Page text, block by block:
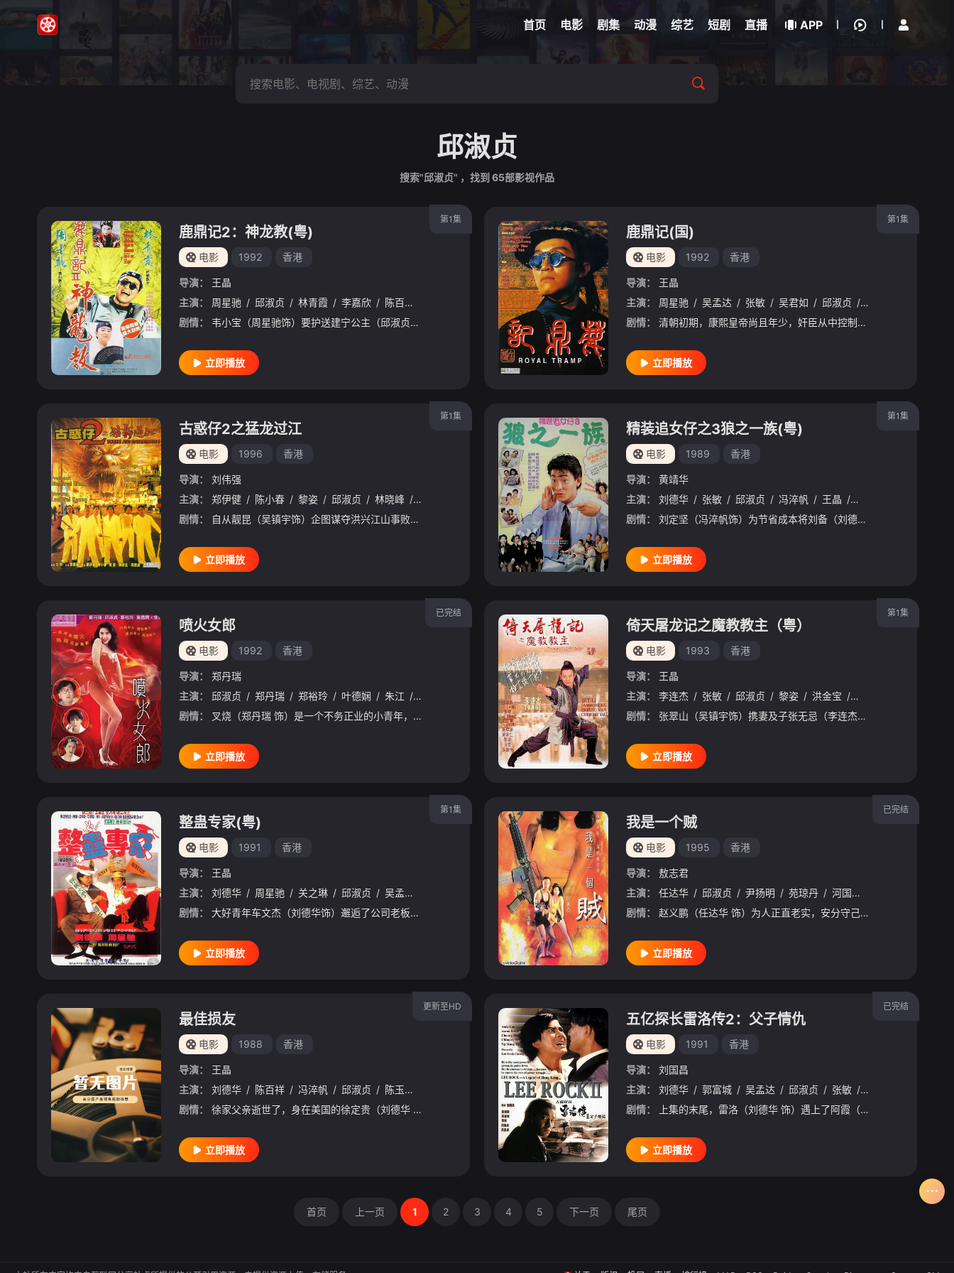
首页 电影 剧集 动漫 综艺 短剧 直播 APP
邱淑贞
搜索"邱淑贞" ，找到 65部影视作品
第1集
鹿鼎记2：神龙教(粤)
电影 1992 香港
导演：
王晶
主演：
周星驰 / 邱淑贞 / 林青霞 / 李嘉欣 / 陈百祥 温兆伦 / 汤镇业 / 吴君如 袁洁莹 / 陈德容 /
秦沛
剧情：
韦小宝（周星驰饰）要护送建宁公主（邱淑贞饰）嫁到云南，在途中遇到了独臂神尼的刺杀。小宝被抓走后，借口拜神尼为师，其实是想追求其徒弟阿珂（李嘉欣饰）。不料韦小宝被神龙教圣女龙儿（林青霞饰）抓走，想要报了之前在王宫里埋下的仇恨，却没想到遭到了平西王的陷害。韦小宝极力相救，龙儿以身相许更把绝世武功传于韦小宝。韦小宝与公主之间的事情被平西王发现了，平西王更提前造反，小宝将贪图富贵的冯锡范骗到东郊皇陵，没想大那里竟然饰大清龙脉……
立即播放
第1集
鹿鼎记(国)
电影 1992 香港
导演：
王晶
主演：
周星驰 / 吴孟达 / 张敏 / 吴君如 / 邱淑贞 / 刘松仁
剧情：
清朝初期，康熙皇帝尚且年少，奸臣从中控制政权，民不聊生。“天地会”是一个推翻清朝的民间组织。“天地会”首领陈近南（刘松仁饰）在一次行动中幸得韦小宝（周星驰饰）相救，小宝就此加入天地会，被派到王宫当卧底，偷取藏有清朝秘密的四十二章经。聪明机灵的小宝很快便成为了皇上的心腹，做了大官。小宝陷入了两难的状态，他既要执行任务却又跟皇帝成为了好朋友。就在小宝想要逃走之际，师父陈近南也找到了他，并派人监视他回到王宫。不久，小宝便受到了鳌拜同盟以及假太后的追杀，与天地会的人大战起来。
立即播放
第1集
古惑仔2之猛龙过江
电影 1996 香港
导演：
刘伟强
主演：
郑伊健 / 陈小春 / 黎姿 / 邱淑贞 / 林晓峰 / 谢天华 / 黄秋生 / 任达华 / 雷震 柯受良 / 谭小环 / 陈豪
剧情：
自从靓昆（吴镇宇饰）企图谋夺洪兴江山事败之后，陈浩南（郑伊健饰）声势日盛。在众人支持下，浩南誓要夺得铜锣湾的揸Fit人。树大招风，因此招来了同门大飞（黄秋生饰）的嫉妒，大飞亦加入了铜锣湾揸Fit人的争夺。另一方面，山鸡（陈小春饰）与台湾教父雷公的情妇丁瑶（邱淑贞饰）有染，返港后发现雷公有意和洪兴争夺濠江赌场，并通过东星双虎涉足其中。雷公和丁瑶及三联帮众人亦来到了香港。丁瑶暗中拉拢大飞，合谋将雷公杀害并欲嫁祸给山鸡，浩南、山鸡等人会否坠入丁瑶精心设计的圈套中？一场腥风血雨的江湖混战即将展开！
立即播放
第1集
精装追女仔之3狼之一族(粤)
电影 1989 香港
导演：
黄靖华
主演：
刘德华 / 张敏 / 邱淑贞 / 冯淬帆 / 王晶 / 黄霑
剧情：
刘定坚（冯淬帆饰）为节省成本将刘备（刘德华饰）从车行解雇，岂料，刘定坚当年的情敌口水沾（黄霑饰）携三个女儿阿贞（邱淑贞饰）、阿敏（周慧敏饰）、阿德（翁慧德饰）和小姨子文文（张敏饰）在刘的车行旁边又开了一家车行，不甘被抢生意的刘定坚随即雇佣失业表兄弟四人（成奎安、王晶、郑丹瑞、陈山河饰），与口水沾的车行对抗。表兄弟四人颇为好色，虽然工资被刘定坚克扣，但每天创造“勾女”发明并且在刘备指导下向隔壁四女发动攻势的生活却也其乐融融。不久，黑道背景的同业以及心怀不轨的大老板向刘定坚和口水沾发难，令整日对峙的这两班人站
立即播放
已完结
喷火女郎
电影 1992 香港
导演：
郑丹瑞
主演：
邱淑贞 / 郑丹瑞 / 郑裕玲 / 叶德娴 / 朱江 / 黎小田 黎彼得 / 程东 / 陈慧仪 / 苑琼丹 李兆基 / 刘松仁
剧情：
叉烧（郑丹瑞 饰）是一个不务正业的小青年，整体装神弄鬼骗钱。一天，叉烧的一个租客——在夜总会当妈妈桑的大B（叶德娴 饰）的家里来了一个客人，她美丽的外甥女云云（邱淑贞 饰）。大B用尽千方百计将美丽
立即播放
第1集
倚天屠龙记之魔教教主（粤）
电影 1993 香港
导演：
王晶
主演：
李连杰 / 张敏 / 邱淑贞 / 黎姿 / 洪金宝 / 吴镇宇
剧情：
张翠山（吴镇宇饰）携妻及子张无忌（李连杰饰）从孤岛出发赶去给其师父贺百岁大寿的途中，被人暗算，张无忌中寒冰掌。在武当山，张翠山和妻子被各大门派逼迫致死，张无忌也不再能练习武功，只能靠张三丰每日所输真气得以残活。张三丰的举动引来宋青书（邹兆龙饰）的妒忌，他联合了峨眉女弟子周芷若（黎姿饰）共同对付张无忌。明教圣女小昭（邱淑贞饰）令张无忌改变命运，使其先在断崖上遇到高人治好体内寒冰毒、学会九成“九阳神功”，又在明教禁地练得“乾坤大挪移心法”。得知蒙古郡主赵敏（张敏饰）设计令江湖六大派围攻光明顶想歼灭明教时，张无
立即播放
第1集
整蛊专家(粤)
电影 1991 香港
导演：
王晶
主演：
刘德华 / 周星驰 / 关之琳 / 邱淑贞 / 吴孟达 / 成奎安 / 程东
剧情：
大好青年车文杰（刘德华饰）邂逅了公司老板千金程乐儿（关之琳饰），在乐儿好友Banana（邱淑贞饰）的撮合下两人迅速陷入热恋。乐儿前男友金默基（李子雄饰）得知情况后，马上对车文杰产生敌意，聘请整蛊专家古晶（周星驰饰）作弄车文杰，让他一无所有。于是古晶假扮车文杰父亲车亲仁（吴孟达饰）从大陆来的私生子，从中捣乱。古晶的到来令车文杰的生活打乱，一切事仿佛都在古晶的操控之中。但Banana发现了古晶的真实身份，劝古晶顾念车家父子对他的照顾，转过头帮忙车文杰对付金默基。
立即播放
已完结
我是一个贼
电影 1995 香港
导演：
敖志君
主演：
任达华 / 邱淑贞 / 尹扬明 / 苑琼丹 / 河国荣
剧情：
赵义鹏（任达华 饰）为人正直老实，安分守己。某日，上司陈天雄（尹扬明 饰）让赵义鹏护送五百万巨款至银行，让赵义鹏没有想到的是，自己竟然在半路上遇见了劫匪，巨款被一抢而光。陈天雄和警方都觉得这是赵义
立即播放
更新至HD
最佳损友
电影 1988 香港
导演：
王晶
主演：
刘德华 / 陈百祥 / 冯淬帆 / 邱淑贞 / 陈玉莲
剧情：
徐家父亲逝世了，身在美国的徐定贵（刘德华 饰）应叔父的邀请回到了香港承继遗产。徐定贵有个同父异母的哥哥徐定富，定富对于这个前来分家产的弟弟十分不满，刚好叔父要求定贵在公司工作，并要求他表现良好才能
立即播放
已完结
五亿探长雷洛传2：父子情仇
电影 1991 香港
导演：
刘国昌
主演：
刘德华 / 郭富城 / 吴孟达 / 邱淑贞 / 张敏 / 秦沛
剧情：
上集的末尾，雷洛（刘德华 饰）遇上了阿霞（邱淑贞 饰），并见到自己的儿子雷用贤，原来当年阿霞被亲戚带到了东莞，逃过了那场大火，当时已有身孕。雷诺自觉愧对他们母子，和妻子白月嫦（张敏 饰）商量后，准
立即播放
首页 上一页 1 2 3 4 5 下一页 尾页